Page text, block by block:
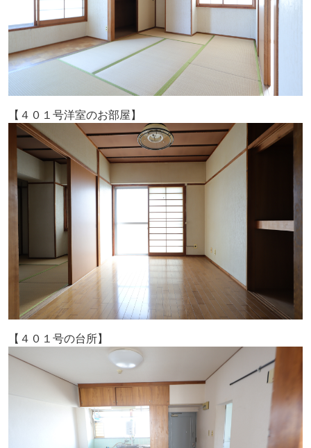
【４０１号洋室のお部屋】
【４０１号の台所】